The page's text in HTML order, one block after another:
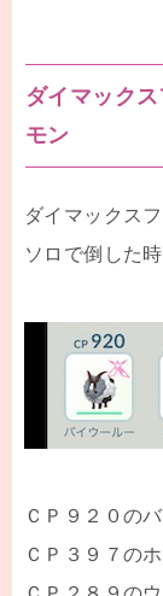
ダイマック
モン
ダイマックス
ソロで倒した
ＣＰ９２０の
ＣＰ３９７の